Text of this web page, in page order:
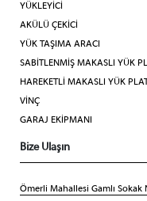
YÜKLEYİCİ
AKÜLÜ ÇEKİCİ
YÜK TAŞIMA ARACI
SABİTLENMİŞ MAKASLI YÜK
HAREKETLİ MAKASLI YÜK
VİNÇ
GARAJ EKİPMANI
Bize Ulaşın
Ömerli Mahallesi Gamlı